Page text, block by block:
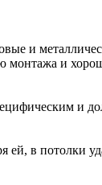
и
монтажа и
и
в потолки